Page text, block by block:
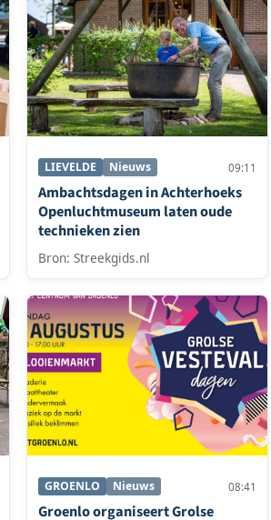
LIEVELDE Nieuws 09:11
Ambachtsdagen in Achterhoeks
Openluchtmuseum laten oude
technieken zien
Bron: Streekgids.nl
GROENLO Nieuws 08:41
Groenlo organiseert Grolse